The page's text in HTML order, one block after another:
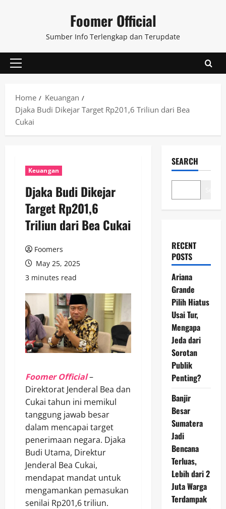
Foomer Official
Sumber Info Terlengkap dan Terupdate
Primary
Home
Keuangan
Djaka Budi Dikejar Target Rp201,6 Triliun dari Bea
Cukai
Keuangan
Djaka Budi Dikejar
Target Rp201,6
Triliun dari Bea Cukai
Foomers
May 25, 2025
3 minutes read
Foomer Official–
Direktorat Jenderal Bea dan
Cukai tahun ini memikul
tanggung jawab besar
dalam mencapai target
penerimaan negara. Djaka
Budi Utama, Direktur
Jenderal Bea Cukai,
mendapat mandat untuk
mengamankan pemasukan
senilai Rp201,6 triliun.
SEARCH
RECENT
POSTS
Ariana
Grande
Pilih Hiatus
Usai Tur,
Mengapa
Jeda dari
Sorotan
Publik
Penting?
Banjir
Besar
Sumatera
Jadi
Bencana
Terluas,
Lebih dari 2
Juta Warga
Terdampak